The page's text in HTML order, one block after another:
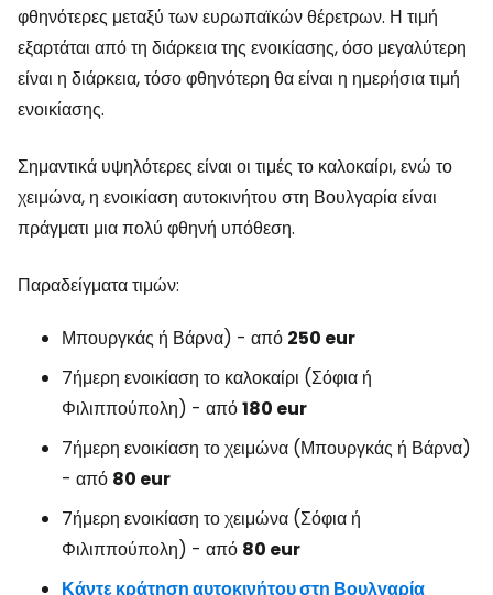
φθηνότερες μεταξύ των ευρωπαϊκών θέρετρων. Η τιμή
εξαρτάται από τη διάρκεια της ενοικίασης, όσο μεγαλύτερη
είναι η διάρκεια, τόσο φθηνότερη θα είναι η ημερήσια τιμή
ενοικίασης.
Σημαντικά υψηλότερες είναι οι τιμές το καλοκαίρι, ενώ το
χειμώνα, η ενοικίαση αυτοκινήτου στη Βουλγαρία είναι
πράγματι μια πολύ φθηνή υπόθεση.
Παραδείγματα τιμών:
Μπουργκάς ή Βάρνα) - από 250 eur
7ήμερη ενοικίαση το καλοκαίρι (Σόφια ή
Φιλιππούπολη) - από180 eur
7ήμερη ενοικίαση το χειμώνα (Μπουργκάς ή Βάρνα)
- από 80 eur
7ήμερη ενοικίαση το χειμώνα (Σόφια ή
Φιλιππούπολη) - από 80 eur
Κάντε κράτηση αυτοκινήτου στη Βουλγαρία